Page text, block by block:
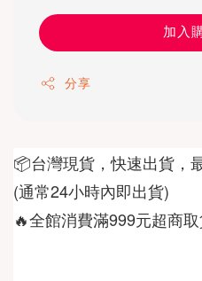
加入
分享
📦台灣現貨，快速出貨，
🔥全館消費滿999元超商